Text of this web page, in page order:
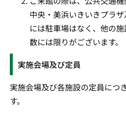
中央・美浜いきいきプラ
には駐車場はなく、他の
数には限りがございます。
実施会場及び定員
実施会場及び各施設の定員につ
す。